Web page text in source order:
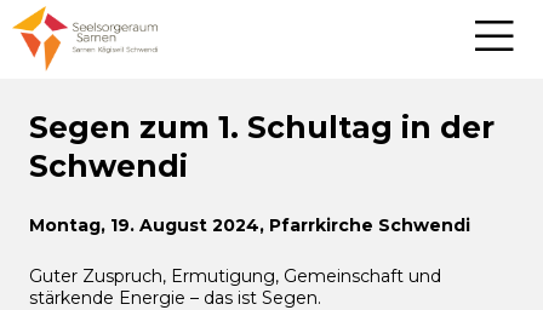
Segen zum 1. Schultag in der
Schwendi
Montag, 19. August 2024, Pfarrkirche Schwendi
Guter Zuspruch, Ermutigung, Gemeinschaft und
stärkende Energie – das ist Segen.